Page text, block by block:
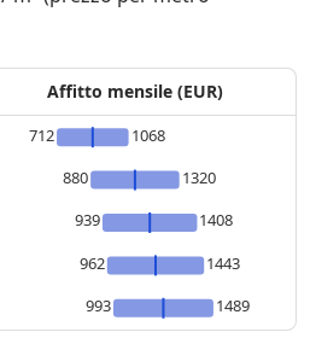
Affitto mensile (EUR)
712
1068
880
1320
939
1408
962
1443
993
1489